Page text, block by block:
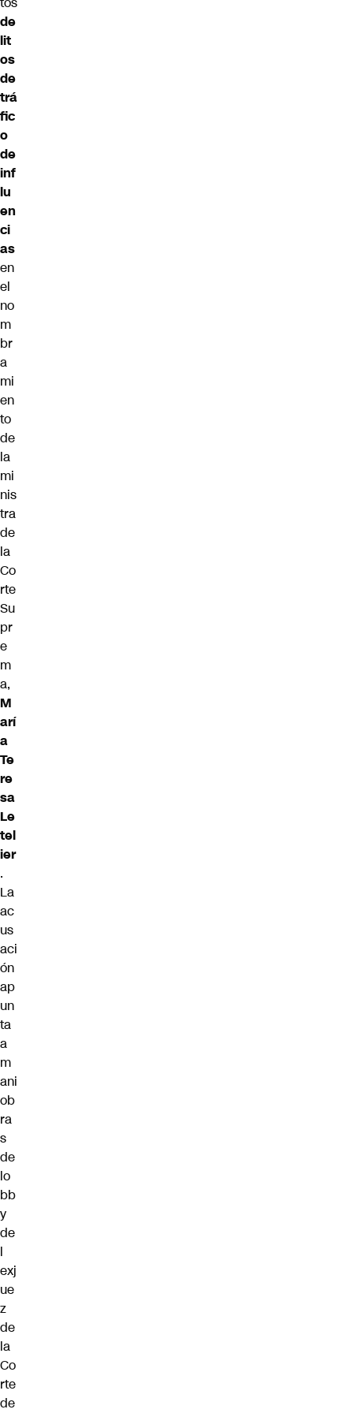
de
lit
os
de
trá
fic
o
de
inf
lu
en
ci
as
en
el
no
m
br
a
mi
en
to
de
la
mi
nis
tra
de
la
Co
rte
Su
pr
e
m
a,
M
arí
a
Te
re
sa
Le
tel
ier
.
La
ac
us
aci
ón
ap
un
ta
a
m
ani
ob
ra
s
de
lo
bb
y
de
l
exj
ue
z
de
la
Co
rte
de